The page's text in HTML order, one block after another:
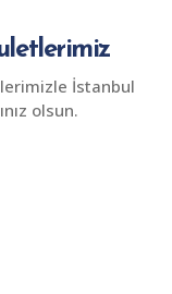
İstanbul
olsun.